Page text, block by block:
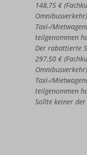
148,75 €
Taxi-/
teilgenommen
Der rabattierte
297,50 €
Taxi-/
teilgenommen
Sollte keiner